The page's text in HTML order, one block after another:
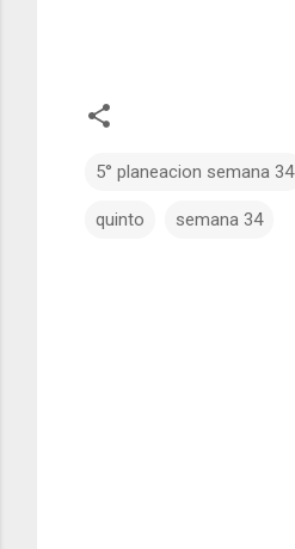
5° planeacion semana 34
quinto semana 34